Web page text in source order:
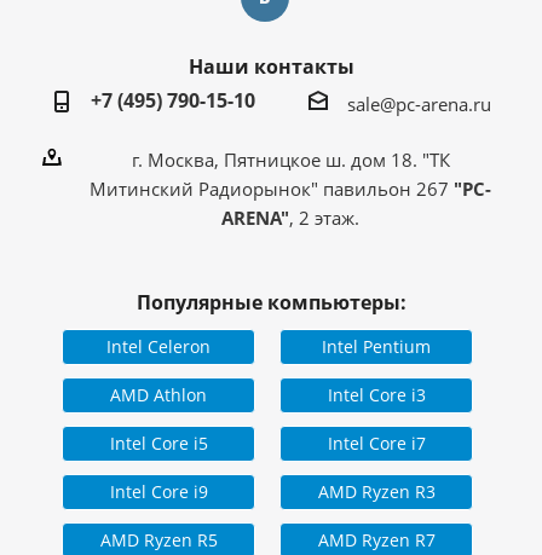
Наши контакты
+7 (495) 790-15-10
sale@pc-arena.ru
г. Москва, Пятницкое ш. дом 18. "ТК
Митинский Радиорынок" павильон 267 "PC-
ARENA", 2 этаж.
Популярные компьютеры:
Intel Celeron Intel Pentium
AMD Athlon Intel Core i3
Intel Core i5 Intel Core i7
Intel Core i9 AMD Ryzen R3
AMD Ryzen R5 AMD Ryzen R7